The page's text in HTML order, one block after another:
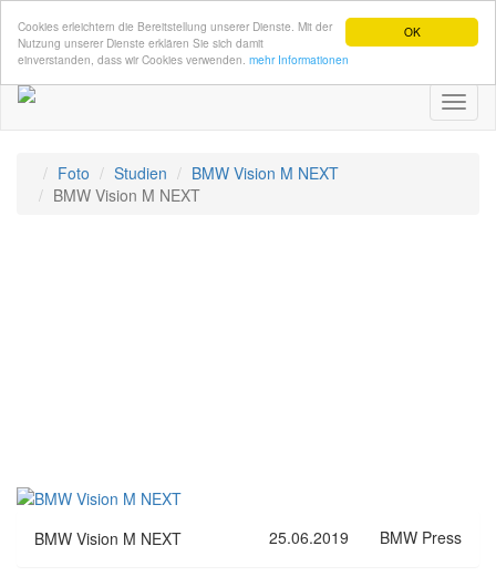
OK
Cookies erleichtern die Bereitstellung unserer Dienste. Mit der
Nutzung unserer Dienste erklären Sie sich damit
einverstanden, dass wir Cookies verwenden. mehr Informationen
Foto Studien
BMW Vision M NEXT
BMW Vision M NEXT
BMW Vision M NEXT 25.06.2019 BMW Press